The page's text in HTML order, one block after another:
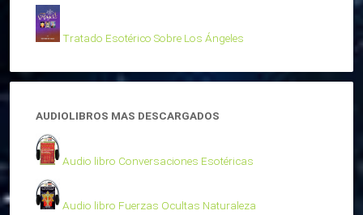
Tratado Esotérico Sobre Los Ángeles
AUDIOLIBROS MAS DESCARGADOS
Audio libro Conversaciones Esotéricas
Audio libro Fuerzas Ocultas Naturaleza